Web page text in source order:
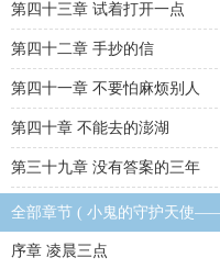
第四十三章 试着打开一点
第四十二章 手抄的信
第四十一章 不要怕麻烦别人
第四十章 不能去的澎湖
第三十九章 没有答案的三年
全部章节 ( 小鬼的守护天使
靠的人 )
序章 凌晨三点